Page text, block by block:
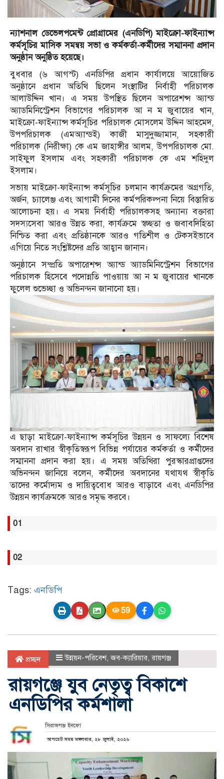
ন্যাশনাল ডেভেলপমেন্ট প্রোগ্রামের (এনডিপি) মাইক্রো-ফাইন্যান্স
কর্মসূচির মাসিক সমন্বয় সভা ও কর্মকর্তা-কর্মীদের সম্মাননা প্রদান
অনুষ্ঠান অনুষ্ঠিত হয়েছে।
বুধবার (৬ আগস্ট) এনডিপির প্রধান কার্যালয়ে আয়োজিত
অনুষ্ঠানে প্রধান অতিথি ছিলেন সংস্থাটির নির্বাহী পরিচালক
আলাউদ্দিন খান। এ সময় উপস্থিত ছিলেন অপারেশন্স অ্যান্ড
অ্যাডমিনিস্ট্রেশন বিভাগের পরিচালক আ ন ম জুবায়ের খান,
মাইক্রো-ফাইন্যান্স কর্মসূচির পরিচালক মোসলেম উদ্দিন আহমেদ,
উপপরিচালক (এমঅ্যান্ডই) কাজী মাসুদুজ্জামান, সহকারী
পরিচালক (নিরীক্ষা) কে এম জাহাঙ্গীর আলম, উপপরিচালক মো.
সাইফুল ইসলাম এবং সহকারী পরিচালক কে এম শহিদুল
ইসলাম।
সভায় মাইক্রো-ফাইন্যান্স কর্মসূচির চলমান কার্যক্রমের অগ্রগতি,
অর্জন, চ্যালেঞ্জ এবং আগামী দিনের কর্মপরিকল্পনা নিয়ে বিস্তারিত
আলোচনা হয়। এ সময় নির্বাহী পরিচালকসহ অন্যান্য বক্তারা
সদস্যসেবা আরও উন্নত করা, কার্যক্রমে স্বচ্ছতা ও জবাবদিহিতা
নিশ্চিত করা এবং প্রতিষ্ঠানকে আরও গতিশীল ও টেকসইভাবে
এগিয়ে নিতে সংশ্লিষ্টদের প্রতি আহ্বান জানান।
অনুষ্ঠানে সম্প্রতি অপারেশন্স অ্যান্ড অ্যাডমিনিস্ট্রেশন বিভাগের
পরিচালক হিসেবে পদোন্নতি পাওয়ায় আ ন ম জুবায়ের খানকে
ফুলেল শুভেচ্ছা ও অভিনন্দন জানানো হয়।
এ ছাড়া মাইক্রো-ফাইন্যান্স কর্মসূচির উন্নয়ন ও সাফল্যে বিশেষ
অবদান রাখার স্বীকৃতিস্বরূপ বিভিন্ন পর্যায়ের কর্মকর্তা ও কর্মীদের
সম্মাননা প্রদান করা হয়। এ সময় অতিথিরা পুরস্কারপ্রাপ্তদের
অভিনন্দন জানিয়ে বলেন, কর্মীদের অবদানের যথাযথ স্বীকৃতি
তাদের কর্মোদ্যম ও দায়িত্ববোধ আরও বাড়াবে এবং এনডিপির
উন্নয়ন কার্যক্রমকে আরও সমৃদ্ধ করবে।
01
02
Tags: এনডিপি
59
প্রচ্ছদ উন্নয়ন-পরিবেশ,জব-ক্যারিয়ার, রায়গঞ্জ
রায়গঞ্জে যুব নেতৃত্ব বিকাশে
এনডিপির কর্মশালা
সিরাজগঞ্জ ইনফো
আপডেট সময় মঙ্গলবার, ২৮ জুলাই, ২০২৬